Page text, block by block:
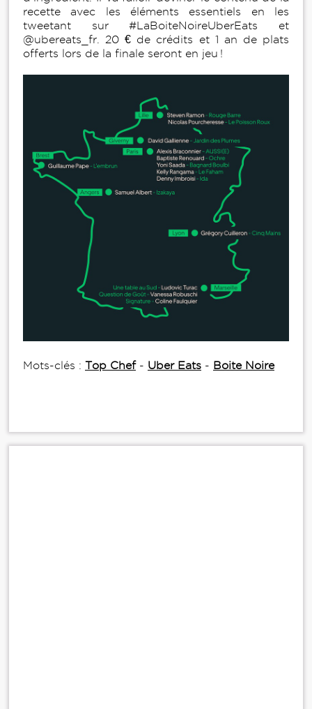
recette avec les éléments essentiels en les
tweetant sur #LaBoiteNoireUberEats et
@ubereats_fr. 20 € de crédits et 1 an de plats
offerts lors de la finale seront en jeu !
Mots-clés : Top Chef- Uber Eats - Boite Noire